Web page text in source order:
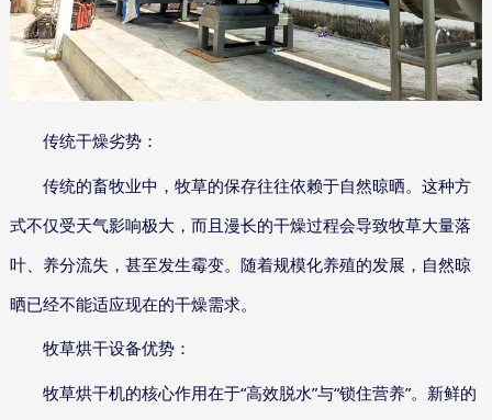
传统干燥劣势：
传统的畜牧业中，牧草的保存往往依赖于自然晾晒。这种方
式不仅受天气影响极大，而且漫长的干燥过程会导致牧草大量落
叶、养分流失，甚至发生霉变。随着规模化养殖的发展，自然晾
晒已经不能适应现在的干燥需求。
牧草烘干设备优势：
牧草烘干机的核心作用在于“高效脱水”与“锁住营养”。新鲜的